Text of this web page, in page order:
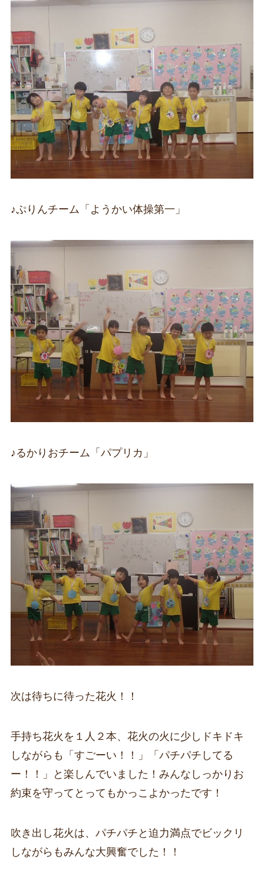
♪ぷりんチーム「ようかい体操第一」
♪るかりおチーム「パプリカ」
次は待ちに待った花火！！
手持ち花火を１人２本、花火の火に少しドキドキ
しながらも「すごーい！！」「パチパチしてる
ー！！」と楽しんでいました！みんなしっかりお
約束を守ってとってもかっこよかったです！
吹き出し花火は、パチパチと迫力満点でビックリ
しながらもみんな大興奮でした！！